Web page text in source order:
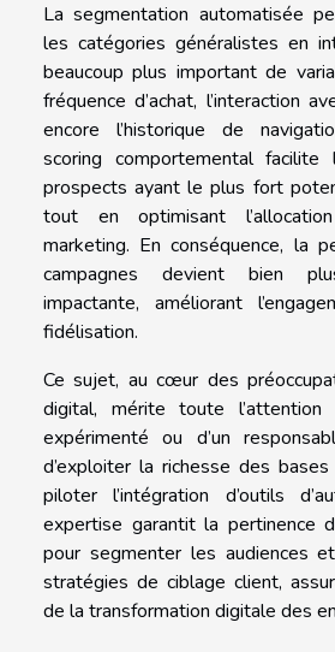
La segmentation automatisée
les catégories généralistes en
beaucoup plus important de
fréquence d’achat, l’interaction
encore l’historique de
scoring comportemental facilite
prospects ayant le plus fort
tout en optimisant
marketing. En conséquence, la
campagnes devient bien
impactante, améliorant
fidélisation.
Ce sujet, au cœur des
digital, mérite toute l’attention
expérimenté ou d’un
d’exploiter la richesse des
piloter l’intégration d’outils
expertise garantit la pertinence
pour segmenter les audiences
stratégies de ciblage client,
de la transformation digitale des